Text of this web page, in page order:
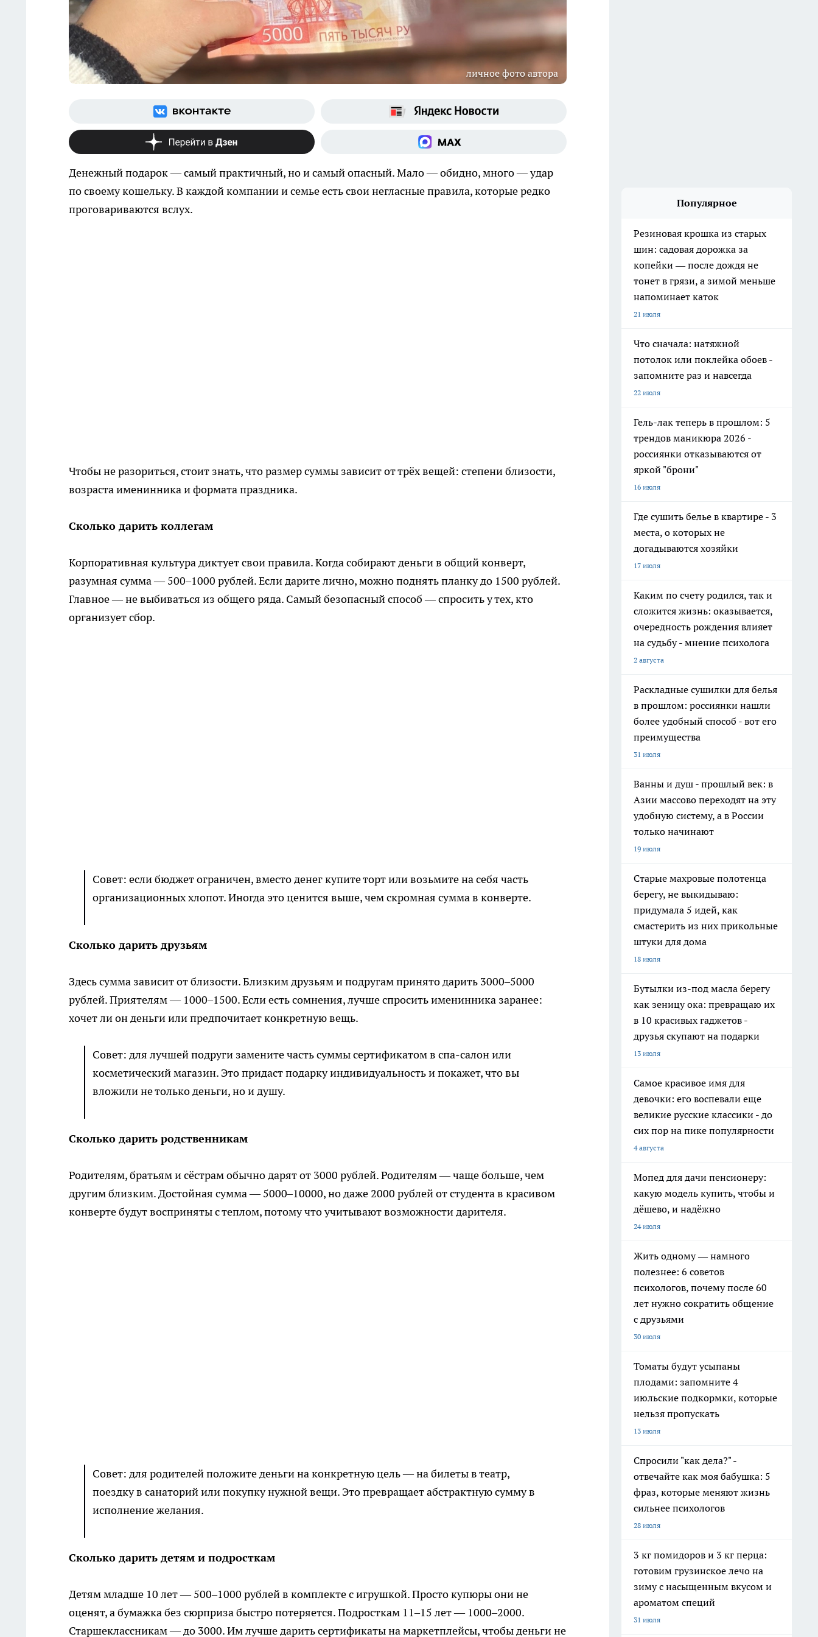
личное фото автора
Денежный подарок — самый практичный, но и самый опасный. Мало — обидно, много — удар
по своему кошельку. В каждой компании и семье есть свои негласные правила, которые редко
проговариваются вслух.
Чтобы не разориться, стоит знать, что размер суммы зависит от трёх вещей: степени близости,
возраста именинника и формата праздника.
Сколько дарить коллегам
Корпоративная культура диктует свои правила. Когда собирают деньги в общий конверт,
разумная сумма — 500–1000 рублей. Если дарите лично, можно поднять планку до 1500 рублей.
Главное — не выбиваться из общего ряда. Самый безопасный способ — спросить у тех, кто
организует сбор.
Совет: если бюджет ограничен, вместо денег купите торт или возьмите на себя часть
организационных хлопот. Иногда это ценится выше, чем скромная сумма в конверте.
Сколько дарить друзьям
Здесь сумма зависит от близости. Близким друзьям и подругам принято дарить 3000–5000
рублей. Приятелям — 1000–1500. Если есть сомнения, лучше спросить именинника заранее:
хочет ли он деньги или предпочитает конкретную вещь.
Совет: для лучшей подруги замените часть суммы сертификатом в спа-салон или
косметический магазин. Это придаст подарку индивидуальность и покажет, что вы
вложили не только деньги, но и душу.
Сколько дарить родственникам
Родителям, братьям и сёстрам обычно дарят от 3000 рублей. Родителям — чаще больше, чем
другим близким. Достойная сумма — 5000–10000, но даже 2000 рублей от студента в красивом
конверте будут восприняты с теплом, потому что учитывают возможности дарителя.
Совет: для родителей положите деньги на конкретную цель — на билеты в театр,
поездку в санаторий или покупку нужной вещи. Это превращает абстрактную сумму в
исполнение желания.
Сколько дарить детям и подросткам
Детям младше 10 лет — 500–1000 рублей в комплекте с игрушкой. Просто купюры они не
оценят, а бумажка без сюрприза быстро потеряется. Подросткам 11–15 лет — 1000–2000.
Старшеклассникам — до 3000. Им лучше дарить сертификаты на маркетплейсы, чтобы деньги не
Популярное
Резиновая крошка из старых
шин: садовая дорожка за
копейки — после дождя не
тонет в грязи, а зимой меньше
напоминает каток
21 июля
Что сначала: натяжной
потолок или поклейка обоев -
запомните раз и навсегда
22 июля
Гель-лак теперь в прошлом: 5
трендов маникюра 2026 -
россиянки отказываются от
яркой "брони"
16 июля
Где сушить белье в квартире - 3
места, о которых не
догадываются хозяйки
17 июля
Каким по счету родился, так и
сложится жизнь: оказывается,
очередность рождения влияет
на судьбу - мнение психолога
2 августа
Раскладные сушилки для белья
в прошлом: россиянки нашли
более удобный способ - вот его
преимущества
31 июля
Ванны и душ - прошлый век: в
Азии массово переходят на эту
удобную систему, а в России
только начинают
19 июля
Старые махровые полотенца
берегу, не выкидываю:
придумала 5 идей, как
смастерить из них прикольные
штуки для дома
18 июля
Бутылки из-под масла берегу
как зеницу ока: превращаю их
в 10 красивых гаджетов -
друзья скупают на подарки
13 июля
Самое красивое имя для
девочки: его воспевали еще
великие русские классики - до
сих пор на пике популярности
4 августа
Мопед для дачи пенсионеру:
какую модель купить, чтобы и
дёшево, и надёжно
24 июля
Жить одному — намного
полезнее: 6 советов
психологов, почему после 60
лет нужно сократить общение
с друзьями
30 июля
Томаты будут усыпаны
плодами: запомните 4
июльские подкормки, которые
нельзя пропускать
13 июля
Спросили "как дела?" -
отвечайте как моя бабушка: 5
фраз, которые меняют жизнь
сильнее психологов
28 июля
3 кг помидоров и 3 кг перца:
готовим грузинское лечо на
зиму с насыщенным вкусом и
ароматом специй
31 июля